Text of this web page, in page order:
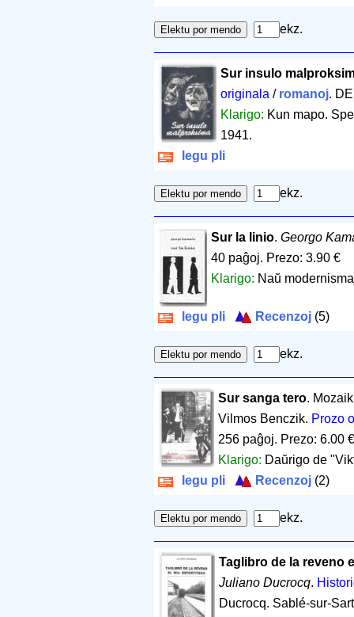
ekz.
Sur insulo
originala / romanoj.
Klarigo: Kun mapo.
1941.
legu pli
ekz.
Sur la linio. Georgo
40 paĝoj. Prezo: 3.90 €
Klarigo: Naŭ
legu pli Recenzoj (5)
ekz.
Sur sanga tero.
Vilmos Benczik. Prozo
256 paĝoj. Prezo: 6.00 €
Klarigo: Daŭrigo de
legu pli
Recenzoj (2)
ekz.
Taglibro de la reveno
Juliano Ducrocq.
Ducrocq. Sablé-sur-